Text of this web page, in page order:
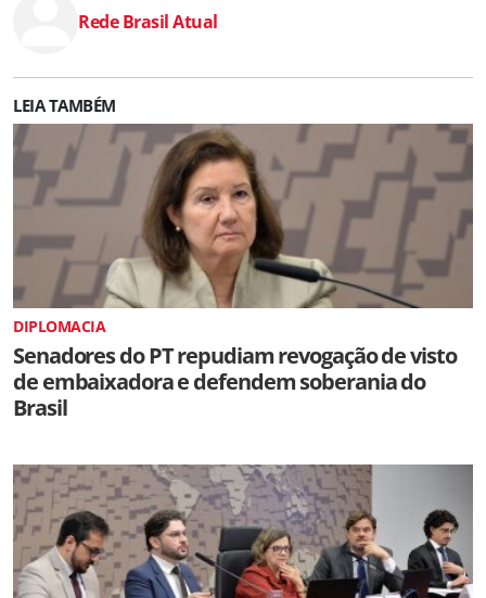
Rede Brasil Atual
LEIA TAMBÉM
DIPLOMACIA
Senadores do PT repudiam revogação de visto
de embaixadora e defendem soberania do
Brasil